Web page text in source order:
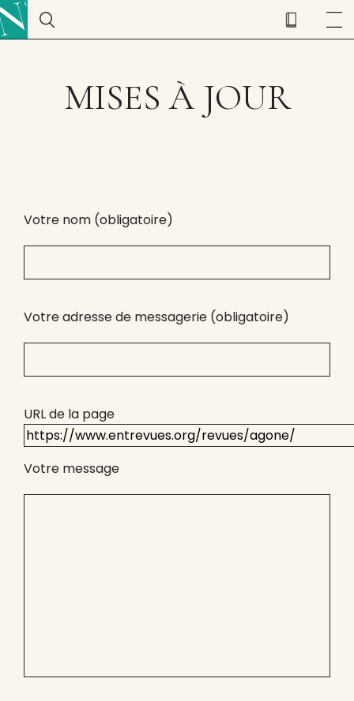
MISES À JOUR
Votre nom (obligatoire)
Votre adresse de messagerie (obligatoire)
URL de la page
Votre message